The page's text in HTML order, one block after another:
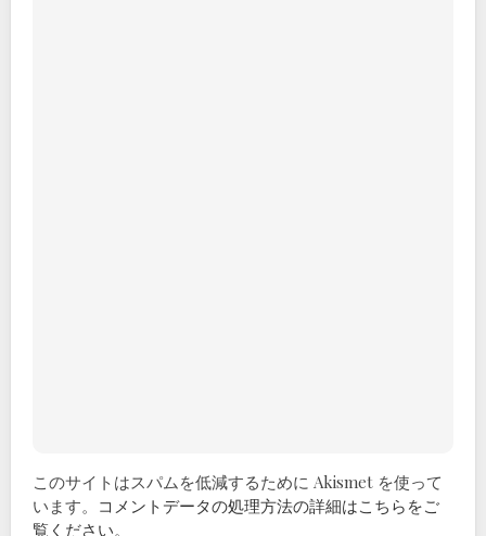
このサイトはスパムを低減するために Akismet を使って
います。 コメントデータの処理方法の詳細はこちらをご
覧ください。